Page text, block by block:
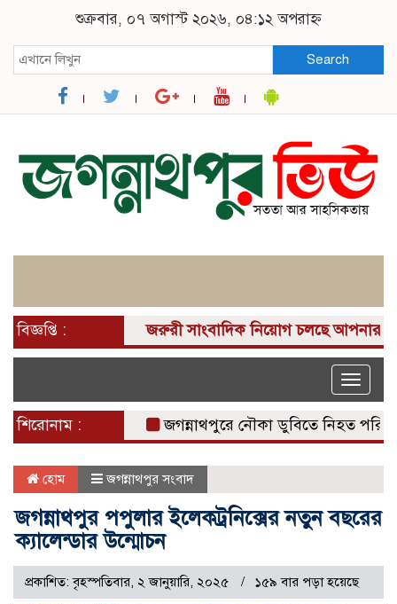
শুক্রবার, ০৭ অগাস্ট ২০২৬, ০৪:১২ অপরাহ্ন
Search
বিজ্ঞপ্তি : জরুরী সাংবাদিক নিয়োগ চলছে আপনার কাছে
Toggle
শিরোনাম : জগন্নাথপুরে নৌকা ডুবিতে নিহত
হোম জগন্নাথপুর সংবাদ
জগন্নাথপুর পপুলার ইলেকট্রনিক্সের নতুন বছরের
ক্যালেন্ডার উন্মোচন
প্রকাশিত: বৃহস্পতিবার, ২ জানুয়ারি, ২০২৫ ১৫৯ বার পড়া হয়েছে